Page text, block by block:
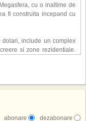
cu o inaltime de
fi construita incepand cu
dolari, include un complex
si zone rezidentiale.
�Luna� ar putea deveni
o locatie, ci poate mai
al Moon World
dezabonare
abonare